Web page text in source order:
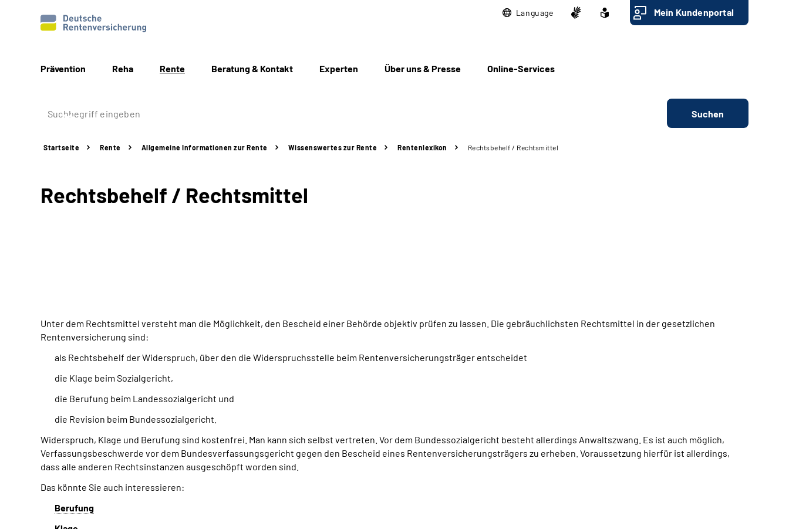
Language Mein Kundenportal
Prävention Reha Rente Beratung & Kontakt Experten Über uns & Presse Online-Services
Suchen
Startseite Rente Allgemeine Informationen zur Rente Wissenswertes zur Rente Rentenlexikon Rechtsbehelf / Rechtsmittel
Rechtsbehelf / Rechtsmittel
Unter dem Rechtsmittel versteht man die Möglichkeit, den Bescheid einer Behörde objektiv prüfen zu lassen. Die gebräuchlichsten Rechtsmittel in der gesetzlichen
Rentenversicherung sind:
als Rechtsbehelf der Widerspruch, über den die Widerspruchsstelle beim Rentenversicherungsträger entscheidet
die Klage beim Sozialgericht,
die Berufung beim Landessozialgericht und
die Revision beim Bundessozialgericht.
Widerspruch, Klage und Berufung sind kostenfrei. Man kann sich selbst vertreten. Vor dem Bundessozialgericht besteht allerdings Anwaltszwang. Es ist auch möglich,
Verfassungsbeschwerde vor dem Bundesverfassungsgericht gegen den Bescheid eines Rentenversicherungsträgers zu erheben. Voraussetzung hierfür ist allerdings,
dass alle anderen Rechtsinstanzen ausgeschöpft worden sind.
Das könnte Sie auch interessieren:
Berufung